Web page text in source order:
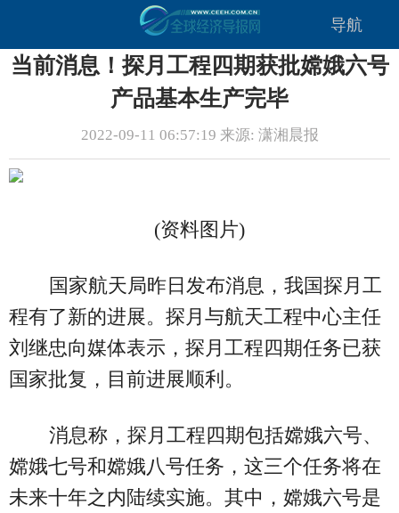
导航
当前消息！探月工程四期获批嫦娥六号
产品基本生产完毕
2022-09-11 06:57:19 来源: 潇湘晨报
(资料图片)
国家航天局昨日发布消息，我国探月工
程有了新的进展。探月与航天工程中心主任
刘继忠向媒体表示，探月工程四期任务已获
国家批复，目前进展顺利。
消息称，探月工程四期包括嫦娥六号、
嫦娥七号和嫦娥八号任务，这三个任务将在
未来十年之内陆续实施。其中，嫦娥六号是